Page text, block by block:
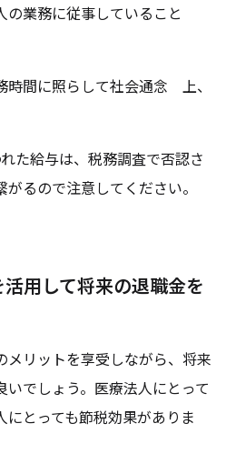
業務に従事していること
間に照らして社会通念 上、
た給与は、税務調査で否認さ
るので注意してください。
用して将来の退職金を
リットを享受しながら、将来
でしょう。医療法人にとって
とっても節税効果がありま